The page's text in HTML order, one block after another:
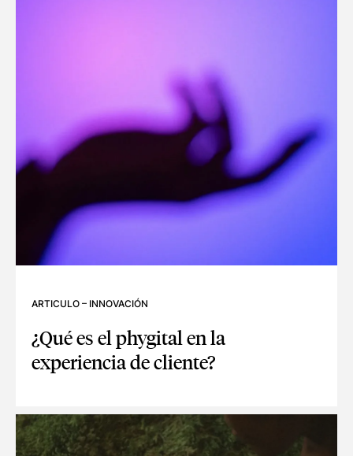
ARTICULO – INNOVACIÓN
¿Qué es el phygital en la
experiencia de cliente?